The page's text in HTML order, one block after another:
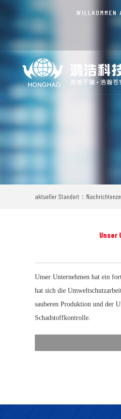
aktueller Standort：
Unser
Unser Unternehmen hat ein
hat sich die
sauberen Produktion und der
Schadstoffkontrolle.